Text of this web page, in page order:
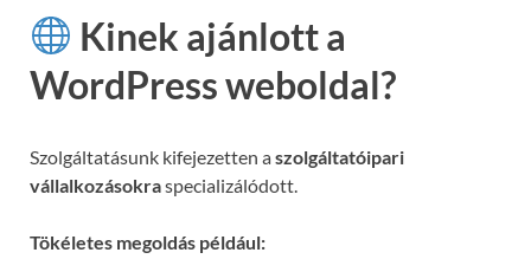
Kinek ajánlott a
WordPress weboldal?
Szolgáltatásunk kifejezetten aszolgáltatóipari
vállalkozásokraspecializálódott.
Tökéletes megoldás például: